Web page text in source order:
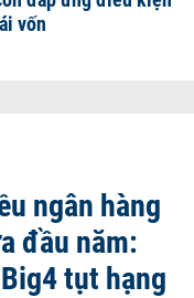
vốn
ngân hàng
đầu năm:
tụt hạng